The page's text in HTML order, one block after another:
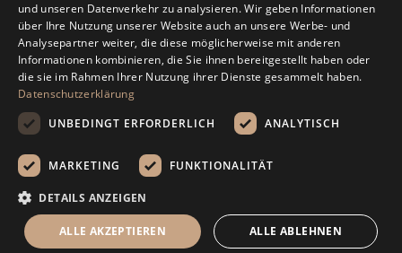
Amagard.com (Kranendonk B.V.) Alle Rechten vorbehalten.
und unseren Datenverkehr zu analysieren. Wir geben Informationen
über Ihre Nutzung unserer Website auch an unsere Werbe- und
Analysepartner weiter, die diese möglicherweise mit anderen
Informationen kombinieren, die Sie ihnen bereitgestellt haben oder
die sie im Rahmen Ihrer Nutzung ihrer Dienste gesammelt haben.
Datenschutzerklärung
UNBEDINGT ERFORDERLICH
ANALYTISCH
MARKETING FUNKTIONALITÄT
DETAILS ANZEIGEN
ALLE AKZEPTIEREN ALLE ABLEHNEN